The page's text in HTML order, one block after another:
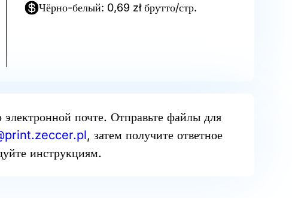
Чёрно-белый: 0,69 zł брутто/стр.
почте. Отправьте файлы для
, затем получите ответное
инструкциям.